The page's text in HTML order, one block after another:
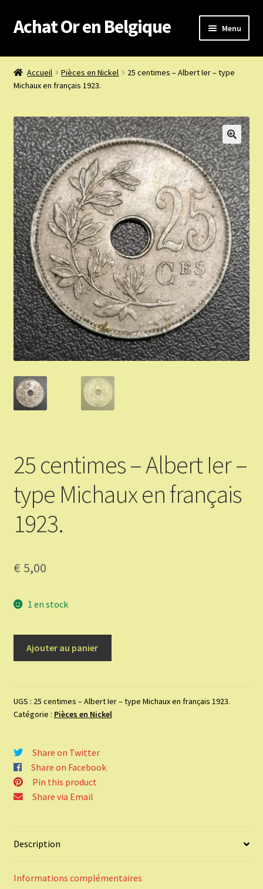
Aller
à
navigation
Aller
au
Achat Or en Belgique Menu
Achat or en Belgique
Boutique or et argent
Confidentialité
Heures d’ouverture
Nous achetons
Nous contacter
Validation de la commande
Vous Vendez
Articles Or et Argent
Conditions d’utilisation
Mon compte
Accueil Pièces en Nickel
25 centimes – Albert Ier – type
Michaux en français 1923.
25 centimes – Albert Ier –
type Michaux en français
1923.
€ 5,00
1 en stock
–
Albert
type
Michaux
en
français
Ajouter au panier
UGS : 25 centimes – Albert Ier – type Michaux en français 1923.
Catégorie : Pièces en Nickel
Share on Twitter
Share on Facebook
Pin this product
Share via Email
Description
Informations complémentaires